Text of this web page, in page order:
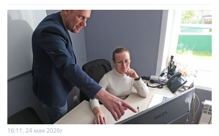
16:11, 24 мая 2026г